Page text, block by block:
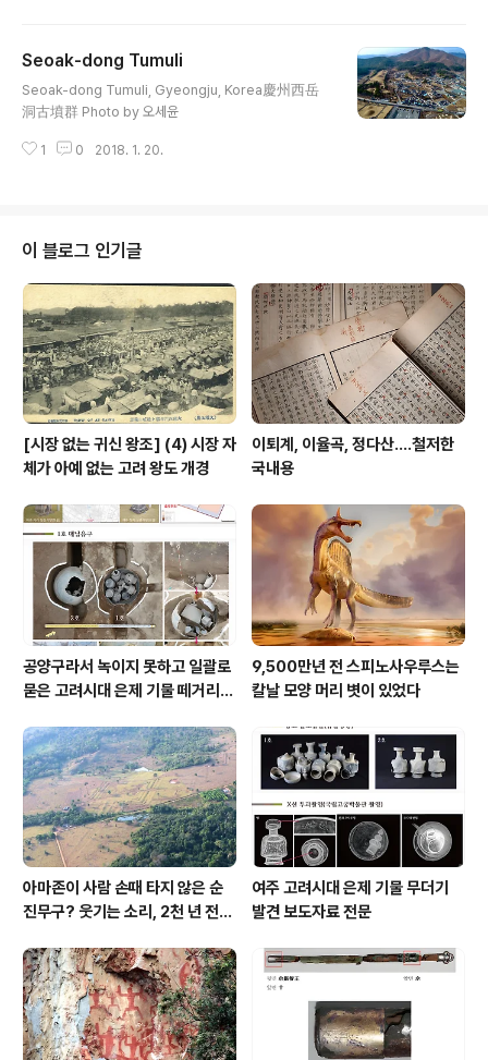
Seoak-dong Tumuli
Seoak-dong Tumuli, Gyeongju, Korea慶州西岳
洞古墳群 Photo by 오세윤
1 0 2018. 1. 20.
이 블로그 인기글
[시장 없는 귀신 왕조] (4) 시장 자
체가 아예 없는 고려 왕도 개경
이퇴계, 이율곡, 정다산....철저한
국내용
공양구라서 녹이지 못하고 일괄로
묻은 고려시대 은제 기물 떼거리로
9,500만년 전 스피노사우루스는
칼날 모양 머리 볏이 있었다
아마존이 사람 손때 타지 않은 순
진무구? 웃기는 소리, 2천 년 전에
여주 고려시대 은제 기물 무더기
발견 보도자료 전문